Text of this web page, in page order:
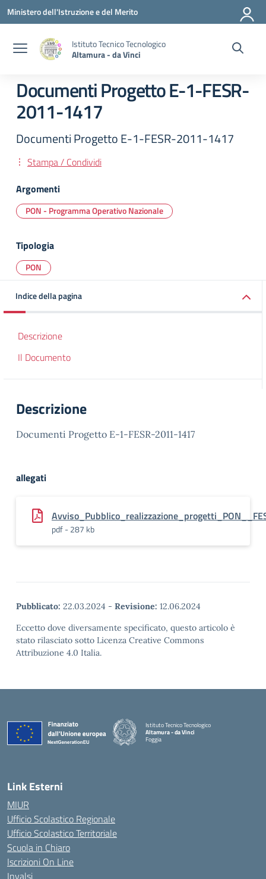
Vai ai contenuti
Vai al menu di navigazione
Vai al footer
Ministero dell'Istruzione e del Merito
Istituto Tecnico Tecnologico
Altamura - da Vinci
Documenti Progetto E-1-FESR-
2011-1417
Documenti Progetto E-1-FESR-2011-1417
Stampa / Condividi
Argomenti
PON - Programma Operativo Nazionale
Tipologia
PON
Indice della pagina
Descrizione
Il Documento
Descrizione
Documenti Progetto E-1-FESR-2011-1417
allegati
pdf - 287 kb
Pubblicato: 22.03.2024 - Revisione: 12.06.2024
Eccetto dove diversamente specificato, questo articolo è
stato rilasciato sotto Licenza Creative Commons
Attribuzione 4.0 Italia.
Istituto Tecnico Tecnologico
Altamura - da Vinci
Foggia
— Visita la pagina iniziale della scuola
Link Esterni
MIUR
Ufficio Scolastico Regionale
Ufficio Scolastico Territoriale
Scuola in Chiaro
Iscrizioni On Line
Invalsi